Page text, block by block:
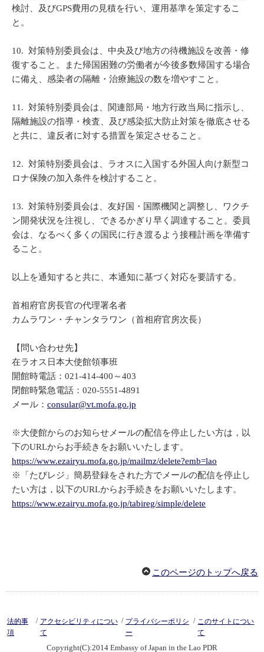
検討、及びGPS費用の見積を行い、運用基準を策定するこ
と。
10. 対策特別委員会は、中央及び地方の待機施設を改善・修
復すること。また帰国困難の労働者が今後多数帰国する場合
に備え、感染者の隔離・治療施設の数を増やすこと。
11. 対策特別委員会は、関連部局・地方行政当局に指示し、
隔離施設の指導・検査、及び感染拡大防止対策を徹底させる
と共に、違反者に対する措置を策定させること。
12. 対策特別委員会は、ラオスに入国する外国人向け新型コ
ロナ保険の加入条件を検討すること。
13. 対策特別委員会は、友好国・国際機関と調整し、ワクチ
ン開発状況を注視し、できるかぎり早く調達すること。委員
会は、なるべく多くの国民に行き渡るよう接種計画を準備す
ること。
以上を通知すると共に、本通知に基づく対応を要請する。
首相府官房長官の代理署名者
カムラワン・チャンタラワン（首相府官房次長）
【問い合わせ先】
在ラオス日本大使館領事班
開館時電話：021-414-400～403
閉館時緊急電話：020-5551-4891
メール： consular@vt.mofa.go.jp
※大使館からのお知らせメールの配信を停止したい方は，以
下のURLからお手続きをお願いいたします。
https://www.ezairyu.mofa.go.jp/mailmz/delete?emb=lao
※「たびレジ」簡易登録をされた方でメールの配信を停止し
たい方は，以下のURLからお手続きをお願いいたします。
https://www.ezairyu.mofa.go.jp/tabireg/simple/delete
このページのトップへ戻る
法的事
項
/ アクセシビリティについ
て
/ プライバシーポリシ
ー
/ このサイトについ
て
Copyright(C):2014 Embassy of Japan in the Lao PDR